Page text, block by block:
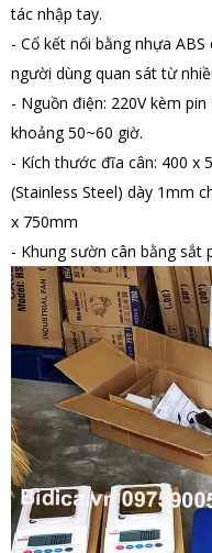
tác nhập tay.
- Cổ kết nối bằng nhựa
người dùng quan sát từ
- Nguồn điện: 220V kèm
khoảng 50~60 giờ.
- Kích thước đĩa cân: 400 x
(Stainless Steel) dày 1mm
x 750mm
- Khung sườn cân bằng sắt